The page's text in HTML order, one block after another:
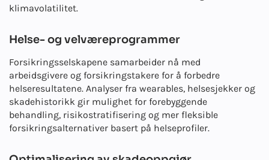
klimavolatilitet.
Helse- og velværeprogrammer
Forsikringsselskapene samarbeider nå med
arbeidsgivere og forsikringstakere for å forbedre
helseresultatene. Analyser fra wearables, helsesjekker og
skadehistorikk gir mulighet for forebyggende
behandling, risikostratifisering og mer fleksible
forsikringsalternativer basert på helseprofiler.